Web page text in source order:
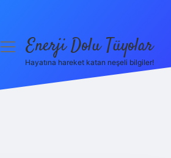
menüyüEnerji Dolu Tüyolar
Hayatına hareket katan neşeli bilgiler!